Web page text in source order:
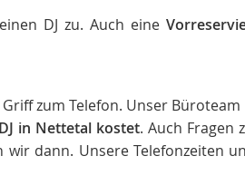
DJ zu. Auch eine
zum Telefon. Unser Büroteam
in Nettetal kostet. Auch Fragen
dann. Unsere Telefonzeiten